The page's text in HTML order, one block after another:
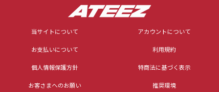
当サイトについて アカウントについて
お支払いについて 利用規約
個人情報保護方針 特商法に基づく表示
お客さまへのお願い 推奨環境